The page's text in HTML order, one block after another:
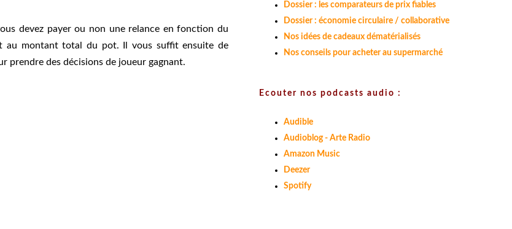
devez payer ou non une relance en fonction du
au montant total du pot. Il vous suffit ensuite de
prendre des décisions de joueur gagnant.
Dossier : les comparateurs de prix fiables
Dossier : économie circulaire / collaborative
Nos idées de cadeaux dématérialisés
Nos conseils pour acheter au supermarché
Ecouter nos podcasts audio :
Audible
Audioblog - Arte Radio
Amazon Music
Deezer
Spotify